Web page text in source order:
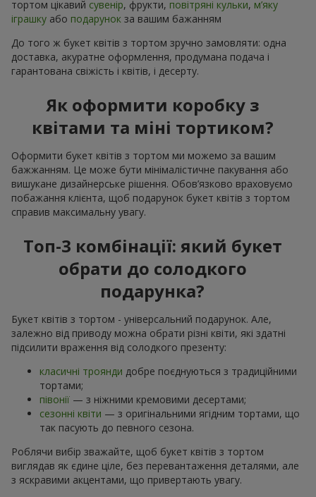
тортом цікавий сувенір, фрукти, повітряні кульки, м’яку
іграшку або подарунок за вашим бажанням
До того ж букет квітів з тортом зручно замовляти: одна
доставка, акуратне оформлення, продумана подача і
гарантована свіжість і квітів, і десерту.
Як оформити коробку з
квітами та міні тортиком?
Оформити букет квітів з тортом ми можемо за вашим
бажжанням. Це може бути мінімалістичне пакування або
вишукане дизайнерське рішення. Обов’язково враховуємо
побажання клієнта, щоб подарунок букет квітів з тортом
справив максимальну увагу.
Топ-3 комбінації: який букет
обрати до солодкого
подарунка?
Букет квітів з тортом - універсальний подарунок. Але,
залежно від приводу можна обрати різні квіти, які здатні
підсилити враження від солодкого презенту:
класичні троянди добре поєднуються з традиційними
тортами;
півонії — з ніжними кремовими десертами;
сезонні квіти — з оригінальними ягідним тортами, що
так пасують до певного сезона.
Роблячи вибір зважайте, щоб букет квітів з тортом
виглядав як єдине ціле, без перевантаження деталями, але
з яскравими акцентами, що привертають увагу.